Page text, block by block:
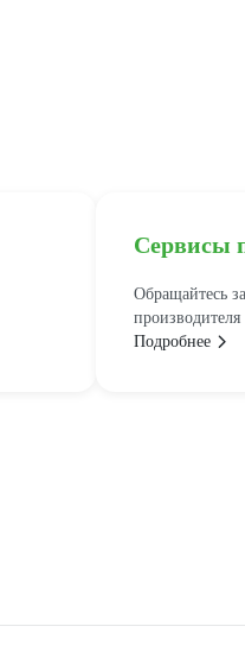
Сервисы
Обращайтесь
производителя
Подробнее